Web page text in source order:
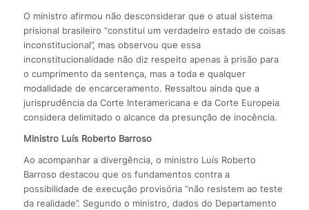
O ministro afirmou não desconsiderar que o atual sistema
prisional brasileiro “constitui um verdadeiro estado de coisas
inconstitucional”, mas observou que essa
inconstitucionalidade não diz respeito apenas à prisão para
o cumprimento da sentença, mas a toda e qualquer
modalidade de encarceramento. Ressaltou ainda que a
jurisprudência da Corte Interamericana e da Corte Europeia
considera delimitado o alcance da presunção de inocência.
Ministro Luís Roberto Barroso
Ao acompanhar a divergência, o ministro Luís Roberto
Barroso destacou que os fundamentos contra a
possibilidade de execução provisória “não resistem ao teste
da realidade”. Segundo o ministro, dados do Departamento